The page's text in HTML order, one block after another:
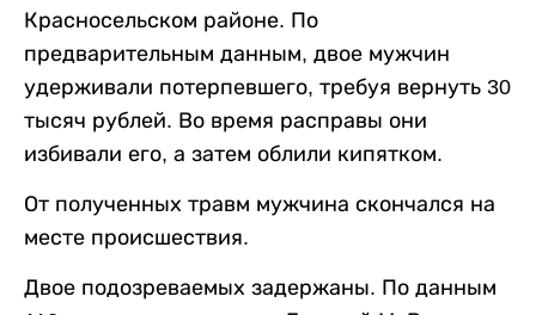
Красносельском районе. По
предварительным данным, двое мужчин
удерживали потерпевшего, требуя вернуть 30
тысяч рублей. Во время расправы они
избивали его, а затем облили кипятком.
От полученных травм мужчина скончался на
месте происшествия.
Двое подозреваемых задержаны. По данным